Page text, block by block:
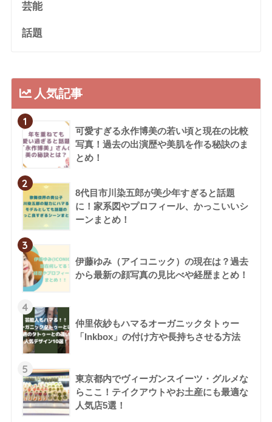
芸能
話題
人気記事
1
可愛すぎる永作博美の若い頃と現在の比較
写真！過去の出演歴や美肌を作る秘訣のま
とめ！
2
8代目市川染五郎が美少年すぎると話題
に！家系図やプロフィール、かっこいいシ
ーンまとめ！
3
伊藤ゆみ（アイコニック）の現在は？過去
から最新の顔写真の見比べや経歴まとめ！
4
仲里依紗もハマるオーガニックタトゥー
「Inkbox」の付け方や長持ちさせる方法
5
東京都内でヴィーガンスイーツ・グルメな
らここ！テイクアウトやお土産にも最適な
人気店5選！